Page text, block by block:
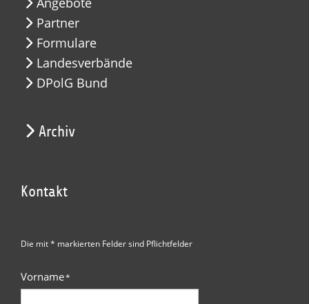
Partner
Formulare
Landesverbände
DPolG Bund
Archiv
Kontakt
Die mit * markierten Felder sind Pflichtfelder
Vorname*